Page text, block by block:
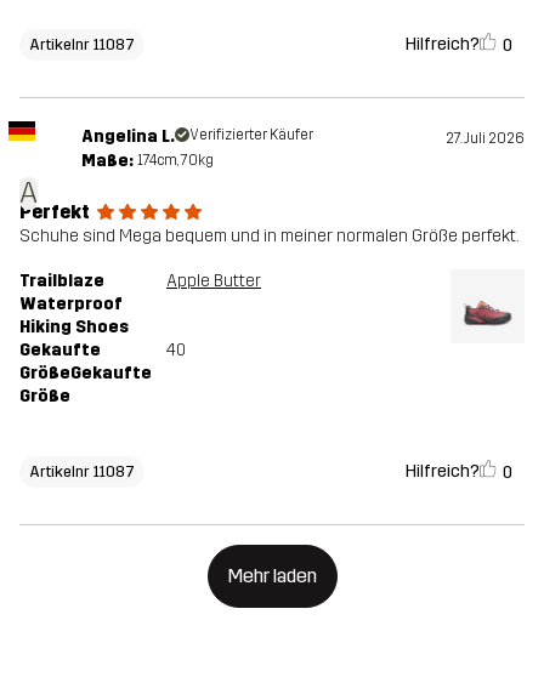
Artikelnr 11087 Hilfreich? 0
A
Angelina L. Verifizierter Käufer 27. Juli 2026
Maße: 174cm, 70kg
Perfekt
Schuhe sind Mega bequem und in meiner normalen Größe perfekt.
Trailblaze
Waterproof
Hiking Shoes
Apple Butter
Gekaufte
GrößeGekaufte
Größe
40
Artikelnr 11087 Hilfreich? 0
Mehr laden